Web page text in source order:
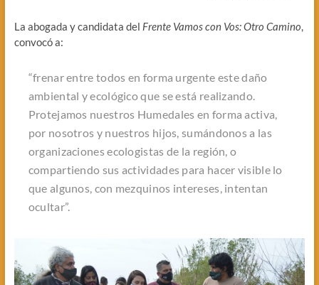
La abogada y candidata del Frente Vamos con Vos: Otro Camino,
convocó a:
“frenar entre todos en forma urgente este daño
ambiental y ecológico que se está realizando.
Protejamos nuestros Humedales en forma activa,
por nosotros y nuestros hijos, sumándonos a las
organizaciones ecologistas de la región, o
compartiendo sus actividades para hacer visible lo
que algunos, con mezquinos intereses, intentan
ocultar”.